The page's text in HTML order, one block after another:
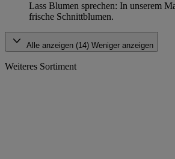
Lass Blumen sprechen: In unserem
frische Schnittblumen.
Alle anzeigen (14) Weniger anzeigen
Weiteres Sortiment